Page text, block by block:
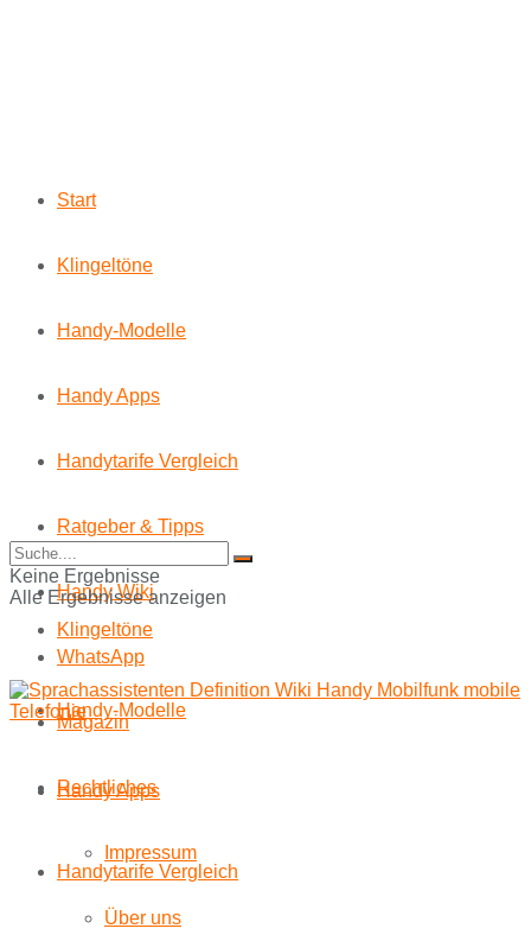
Start
Klingeltöne
Handy-Modelle
Handy Apps
Handytarife Vergleich
Ratgeber & Tipps
Handy Wiki
WhatsApp
Magazin
Rechtliches
Impressum
Über uns
Start
Klingeltöne
Handy-Modelle
Handy Apps
Handytarife Vergleich
Keine Ergebnisse
Alle Ergebnisse anzeigen